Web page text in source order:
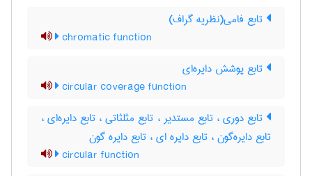
تابع فامی(نظریه گراف)
chromatic function
تابع پوشش دایره‌ای
circular coverage function
تابع دوری ، تابع مستدیر ، تابع مثلثاتی ، تابع دایره‌ای ،
تابع دایره‌گون ، تابع دایره ای ، تابع دایره گون
circular function